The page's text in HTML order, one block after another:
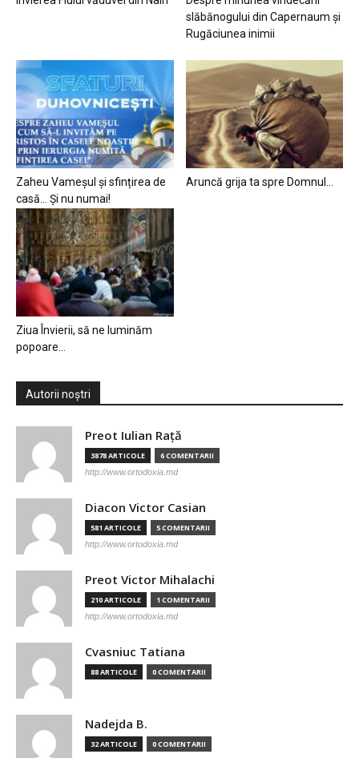
slăbănogului din Capernaum și
Rugăciunea inimii
Zaheu Vameșul și sfințirea de
casă… Și nu numai!
Aruncă grija ta spre Domnul…
Ziua Învierii, să ne luminăm
popoare…
Autorii noștri
Preot Iulian Raţă
3878 ARTICOLE 6 COMENTARII
http://www.ortodoxia.md
Diacon Victor Casian
581 ARTICOLE 5 COMENTARII
http://www.ortodoxia.md
Preot Victor Mihalachi
210 ARTICOLE 1 COMENTARII
http://www.ortodoxia.md
Cvasniuc Tatiana
88 ARTICOLE 0 COMENTARII
Nadejda B.
32 ARTICOLE 0 COMENTARII